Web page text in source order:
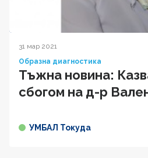
31 мар 2021
Образна диагностика
Тъжна новина:
сбогом на д-р
УМБАЛ Токуда